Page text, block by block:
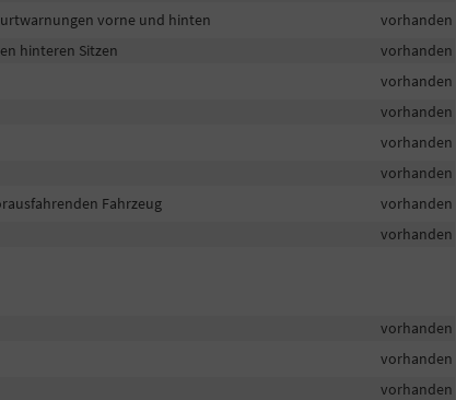
vorne und hinten
vorhanden
hinteren Sitzen
vorhanden
vorhanden
vorhanden
vorhanden
vorhanden
Fahrzeug
vorhanden
vorhanden
vorhanden
vorhanden
vorhanden